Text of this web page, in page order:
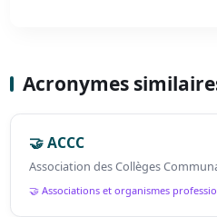
Acronymes
🤝 ACCC
Association des Collèges
🤝 Associations et organismes